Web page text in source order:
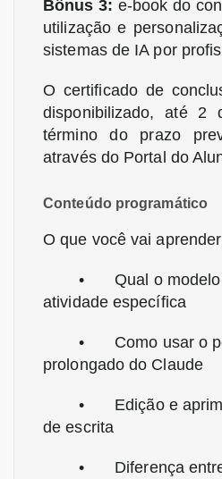
Bônus 3: e-book do
utilização e
sistemas de IA por
O certificado de
disponibilizado, até 2
término do prazo
através do Portal do
Conteúdo programático
O que você vai
•
Qual o
atividade específica
•
Como usar o
prolongado do Claude
•
Edição e
de escrita
•
Diferença